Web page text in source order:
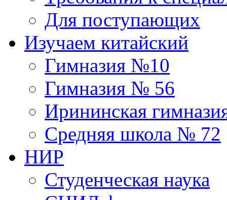
Для поступающих
Изучаем китайский
Гимназия №10
Гимназия № 56
Ирининская
Средняя школа № 72
НИР
Студенческая наука